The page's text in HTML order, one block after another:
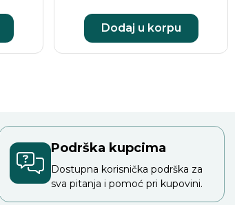
Dodaj u korpu
Podrška kupcima
Dostupna korisnička podrška za
sva pitanja i pomoć pri kupovini.